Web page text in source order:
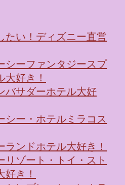
たい！ディズニー直営
シーファンタジースプ
大好き！
バサダーホテル大好
シー・ホテルミラコス
ンドホテル大好き！
リゾート・トイ・スト
き！